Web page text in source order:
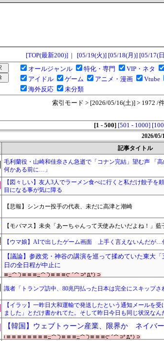
[TOP(最新200)]| [05/19(火)] [05/18(月)] [05/17(
オールジャンル
特化・専門 VIP・ネタ
アイドル
ゲーム アニメ・漫画 Vtube
海外反応
未分類
索引モード > [2026/05/16(土)] > 1972 /
[1 - 500] [501 - 1000]
2026/05/
記事タイトル
毛利蘭役・山崎和佳奈さん急逝で「コナン完結」望む声 「
何かある前に…」
【図々しい】友人3人でラーメン食べに行くと私だけ餃子を
目になる事が気に障る
【悲報】シンカー投手の代表、未だに高津と潮崎
【モバマス】未央「あーちゃんって天使みたいだよね！」藍
【ウマ娘】AIで出したゲーム画面 上手く言えないんだが…
【議論】参政党・神谷の講演を巡って揉めていた東大
日の全日程が中止に
識者「トランプ訪中、80兆円払った日本は完全にスキップさ
【イラッ】一昨日大和運輸で発送したという通知メールを
ました」とだけ書かれてた。そして昨日今日も同じ状況な
【韓国】ウェブトゥーン産業、限界か ネイバ